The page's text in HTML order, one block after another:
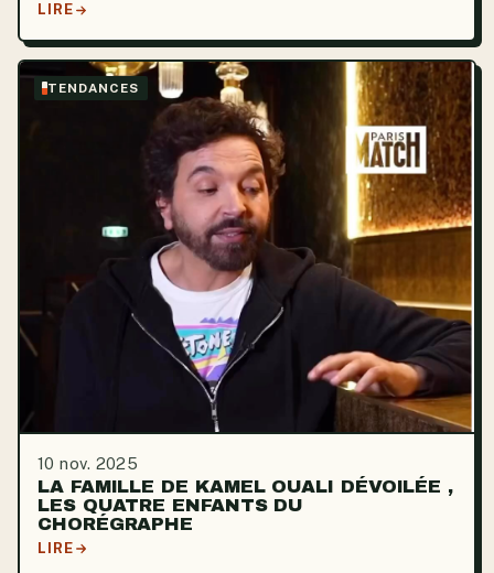
LIRE
TENDANCES
10 nov. 2025
LA FAMILLE DE KAMEL OUALI DÉVOILÉE ,
LES QUATRE ENFANTS DU
CHORÉGRAPHE
LIRE